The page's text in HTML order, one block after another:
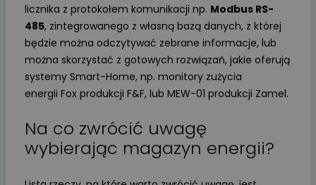
licznika z protokołem komunikacji np. Modbus RS-
485, zintegrowanego z własną bazą danych, z której
będzie można odczytywać zebrane informacje, lub
można skorzystać z gotowych rozwiązań, jakie oferują
systemy Smart-Home, np. monitory zużycia
energii Fox produkcji F&F, lub MEW-01 produkcji Zamel.
Na co zwrócić uwagę
wybierając magazyn energii?